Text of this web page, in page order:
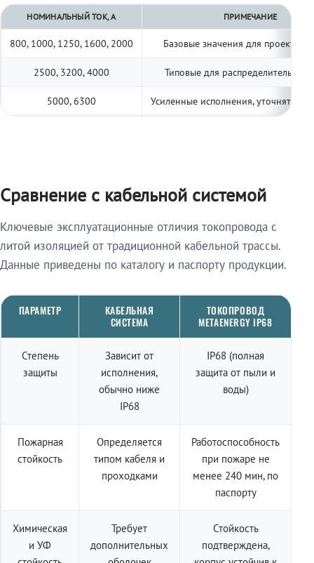
НОМИНАЛЬНЫЙ ТОК, А ПРИМЕЧАНИЕ
800, 1000, 1250, 1600, 2000 Базовые значения для
2500, 3200, 4000 Типовые для распределительных
5000, 6300 Усиленные исполнения, уточнять по
Сравнение с кабельной системой
Ключевые эксплуатационные отличия токопровода с
литой изоляцией от традиционной кабельной трассы.
Данные приведены по каталогу и паспорту продукции.
ПАРАМЕТР
КАБЕЛЬНАЯ
СИСТЕМА
ТОКОПРОВОД
METAENERGY IP68
Степень
защиты
Зависит от
исполнения,
обычно ниже
IP68
IP68 (полная
защита от пыли и
воды)
Пожарная
стойкость
Определяется
типом кабеля и
проходками
Работоспособность
при пожаре не
менее 240 мин, по
паспорту
Химическая
и УФ
Требует
дополнительных
Стойкость
подтверждена,